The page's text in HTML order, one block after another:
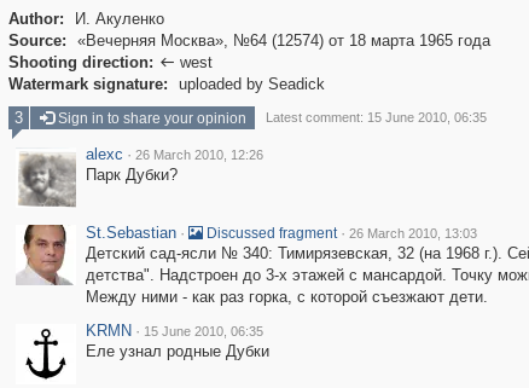
Author:
И. Акуленко
Source:
«Вечерняя Москва», №64 (12574) от 18 марта 1965 года
Shooting direction:  west
Watermark signature:
uploaded by Seadick
3 Sign in to share your opinion Latest comment: 15 June 2010, 06:35
alexc · 26 March 2010, 12:26
Парк Дубки?
St.Sebastian · Discussed fragment · 26 March 2010, 13:03
Детский сад-ясли № 340: Тимирязевская, 32 (на 1968 г.).
детства". Надстроен до 3-х этажей с мансардой. Точку
Между ними - как раз горка, с которой съезжают дети.
KRMN · 15 June 2010, 06:35
Еле узнал родные Дубки